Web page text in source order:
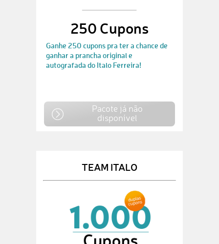
250 Cupons
Ganhe 250 cupons pra ter a chance de
ganhar a prancha original e
autografada do Italo Ferreira!
Pacote já não
disponível
TEAM ITALO